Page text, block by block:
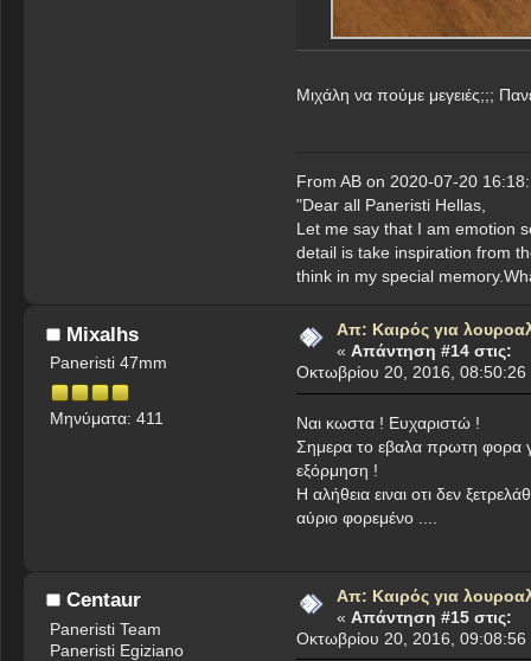
Μιχάλη να πούμε μεγειές;;;
From AB on 2020-07-20 16:18:
"Dear all Paneristi Hellas,
Let me say that I am emotion
detail is take inspiration from
think in my special
Mixalhs
Paneristi 47mm
Μηνύματα: 411
Απ: Καιρός για
« Απάντηση #14 στις:
Οκτωβρίου 20, 2016, 08:50:26
Ναι κωστα ! Ευχαριστώ !
Σημερα το εβαλα πρωτη φορα
εξόρμηση !
Η αλήθεια ειναι οτι δεν
αύριο φορεμένο ....
Centaur
Paneristi Team
Paneristi Egiziano
Απ: Καιρός για
« Απάντηση #15 στις:
Οκτωβρίου 20, 2016, 09:08:56